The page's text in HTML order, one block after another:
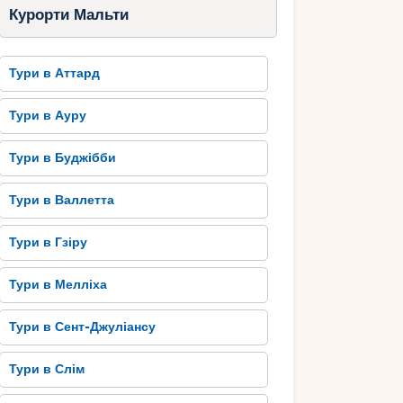
Курорти Мальти
Тури в Аттард
Тури в Ауру
Тури в Буджібби
Тури в Валлетта
Тури в Гзіру
Тури в Мелліха
Тури в Сент-Джуліансу
Тури в Слім